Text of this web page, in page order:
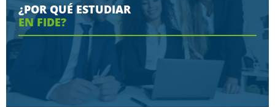
¿POR QUÉ ESTUDIAR
EN FIDE?